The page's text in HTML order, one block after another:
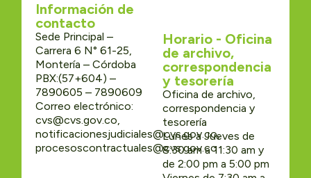
Información de
contacto
Sede Principal –
Carrera 6 N° 61-25,
Montería – Córdoba
PBX:(57+604) –
7890605 – 7890609
Correo electrónico:
cvs@cvs.gov.co,
notificacionesjudiciales@cvs.gov.co,
procesoscontractuales@cvs.gov.co
Horario - Oficina
de archivo,
correspondencia
y tesorería
Oficina de archivo,
correspondencia y
tesorería
Lunes a Jueves de
8:30 am a 11:30 am y
de 2:00 pm a 5:00 pm